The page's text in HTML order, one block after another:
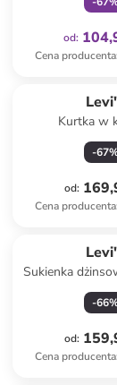
od:
Cena producenta:
Kurtka w
-67
od:
Cena producenta:
Sukienka
-66
od:
Cena producenta: